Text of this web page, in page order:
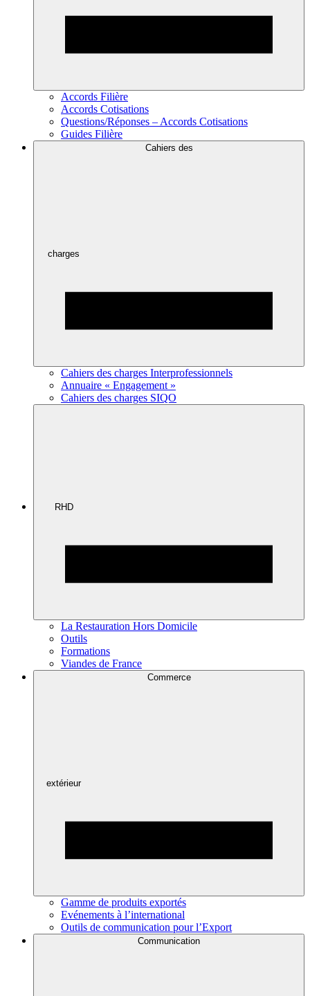
Accords Filière
Accords Cotisations
Questions/Réponses – Accords Cotisations
Guides Filière
Cahiers des
charges
Cahiers des charges Interprofessionnels
Annuaire « Engagement »
Cahiers des charges SIQO
RHD
La Restauration Hors Domicile
Outils
Formations
Viandes de France
Commerce
extérieur
Gamme de produits exportés
Evénements à l’international
Outils de communication pour l’Export
Communication